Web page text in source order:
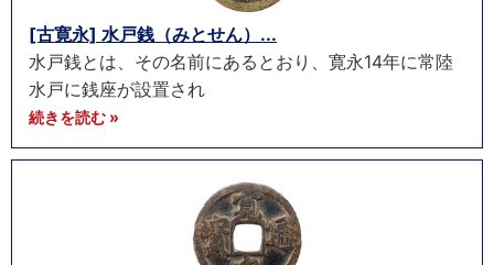
[古寛永] 水戸銭（みとせん）...
水戸銭とは、その名前にあるとおり、寛永14年に常陸
水戸に銭座が設置され
続きを読む »